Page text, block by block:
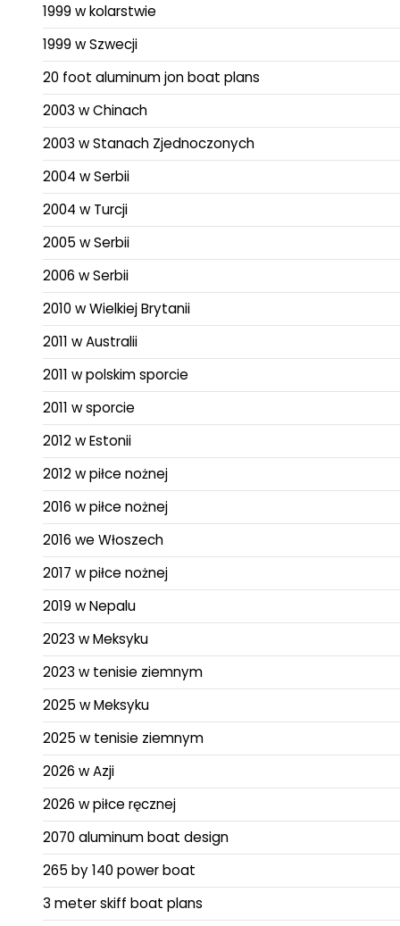
1999 w kolarstwie
1999 w Szwecji
20 foot aluminum jon boat plans
2003 w Chinach
2003 w Stanach Zjednoczonych
2004 w Serbii
2004 w Turcji
2005 w Serbii
2006 w Serbii
2010 w Wielkiej Brytanii
2011 w Australii
2011 w polskim sporcie
2011 w sporcie
2012 w Estonii
2012 w piłce nożnej
2016 w piłce nożnej
2016 we Włoszech
2017 w piłce nożnej
2019 w Nepalu
2023 w Meksyku
2023 w tenisie ziemnym
2025 w Meksyku
2025 w tenisie ziemnym
2026 w Azji
2026 w piłce ręcznej
2070 aluminum boat design
265 by 140 power boat
3 meter skiff boat plans